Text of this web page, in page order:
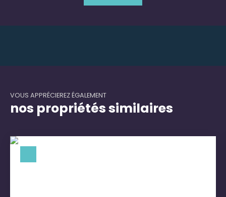
VOUS APPRÉCIEREZ ÉGALEMENT
nos propriétés similaires